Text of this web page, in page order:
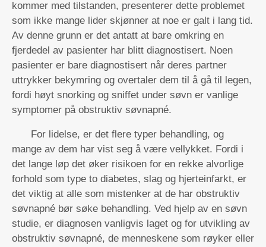
kommer med tilstanden, presenterer dette problemet
som ikke mange lider skjønner at noe er galt i lang tid.
Av denne grunn er det antatt at bare omkring en
fjerdedel av pasienter har blitt diagnostisert. Noen
pasienter er bare diagnostisert når deres partner
uttrykker bekymring og overtaler dem til å gå til legen,
fordi høyt snorking og sniffet under søvn er vanlige
symptomer på obstruktiv søvnapné.
For lidelse, er det flere typer behandling, og
mange av dem har vist seg å være vellykket. Fordi i
det lange løp det øker risikoen for en rekke alvorlige
forhold som type to diabetes, slag og hjerteinfarkt, er
det viktig at alle som mistenker at de har obstruktiv
søvnapné bør søke behandling. Ved hjelp av en søvn
studie, er diagnosen vanligvis laget og for utvikling av
obstruktiv søvnapné, de menneskene som røyker eller